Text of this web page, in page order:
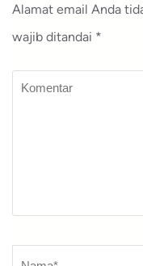
Alamat email Anda
wajib ditandai *
Komentar
Nama